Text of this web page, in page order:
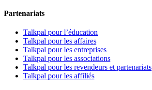
Partenariats
Talkpal pour l’éducation
Talkpal pour les affaires
Talkpal pour les entreprises
Talkpal pour les associations
Talkpal pour les revendeurs et partenariats
Talkpal pour les affiliés